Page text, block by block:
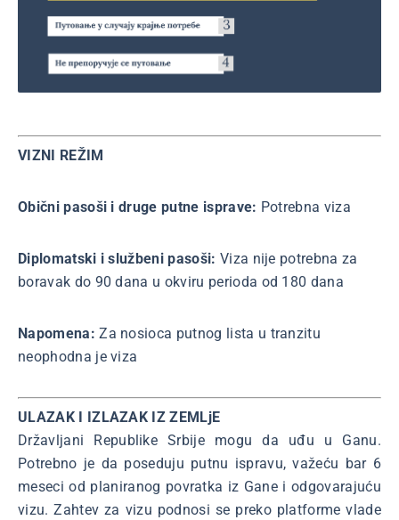
VIZNI REŽIM
Obični pasoši i druge putne isprave: Potrebna viza
Diplomatski i službeni pasoši: Viza nije potrebna za
boravak do 90 dana u okviru perioda od 180 dana
Napomena:Za nosioca putnog lista u tranzitu
neophodna je viza
ULAZAK I IZLAZAK IZ ZEMLjE
Državljani Republike Srbije mogu da uđu u Ganu.
Potrebno je da poseduju putnu ispravu, važeću bar 6
meseci od planiranog povratka iz Gane i odgovarajuću
vizu. Zahtev za vizu podnosi se preko platforme vlade